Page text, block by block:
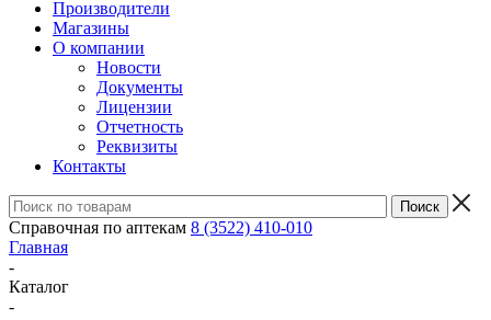
Производители
Магазины
О компании
Новости
Документы
Лицензии
Отчетность
Реквизиты
Контакты
Справочная по аптекам 8 (3522) 410-010
Главная
-
Каталог
-